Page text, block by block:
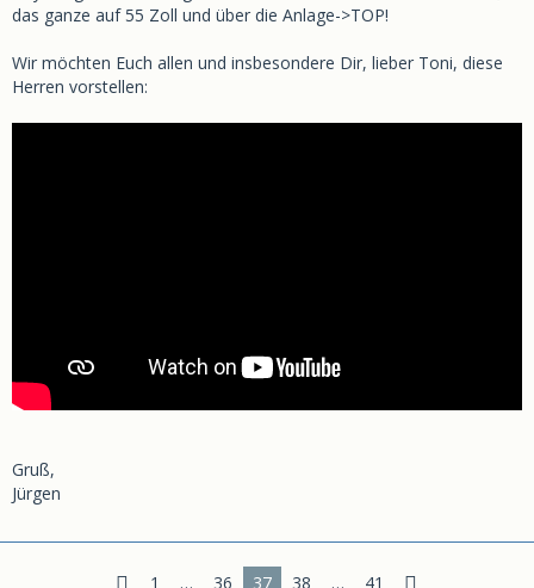
das ganze auf 55 Zoll und über die Anlage->TOP!
Wir möchten Euch allen und insbesondere Dir, lieber Toni, diese
Herren vorstellen:
Gruß,
Jürgen
1 … 36 37 38 … 41